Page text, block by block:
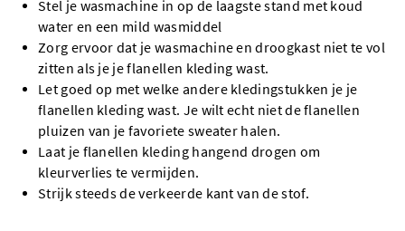
Stel je wasmachine in op de laagste stand met koud
water en een mild wasmiddel
Zorg ervoor dat je wasmachine en droogkast niet te vol
zitten als je je flanellen kleding wast.
Let goed op met welke andere kledingstukken je je
flanellen kleding wast. Je wilt echt niet de flanellen
pluizen van je favoriete sweater halen.
Laat je flanellen kleding hangend drogen om
kleurverlies te vermijden.
Strijk steeds de verkeerde kant van de stof.